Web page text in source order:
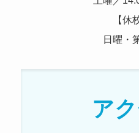
【休
日曜・
ア